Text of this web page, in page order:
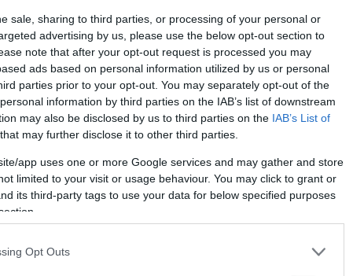
sale, sharing to third parties, or processing of your personal or
advertising by us, please use the below opt-out section to
note that after your opt-out request is processed you may
ads based on personal information utilized by us or personal
parties prior to your opt-out. You may separately opt-out of the
information by third parties on the IAB’s list of downstream
may also be disclosed by us to third parties on the IAB’s List of
that may further disclose it to other third parties.
app uses one or more Google services and may gather and store
limited to your visit or usage behaviour. You may click to grant or
its third-party tags to use your data for below specified purposes
Opt Outs